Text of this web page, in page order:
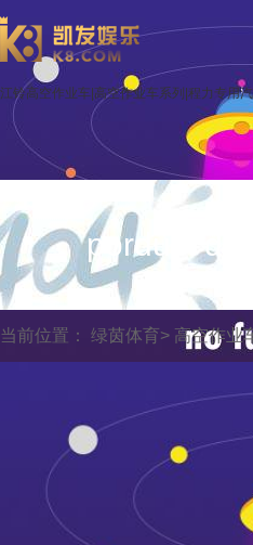
江铃高空作业车|高空作业车系列|程力专用
porduct
当前位置： 绿茵体育> 高空作业